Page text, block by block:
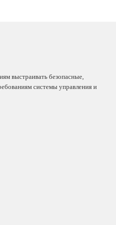
выстраивать безопасные,
системы управления и